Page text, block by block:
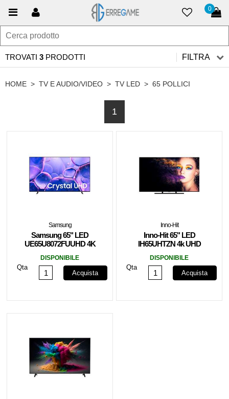
0
TROVATI 3 PRODOTTI FILTRA
HOME > TV E AUDIO/VIDEO > TV LED > 65 POLLICI
1
Samsung
Samsung 65" LED
UE65U8072FUUHD 4K
DISPONIBILE
Qta
Acquista
Inno-Hit
Inno-Hit 65" LED
IH65UHTZN 4k UHD
DISPONIBILE
Qta
Acquista